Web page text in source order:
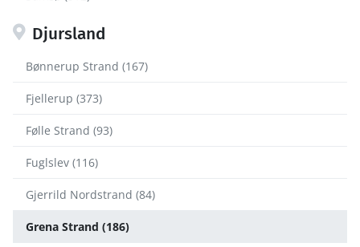
Djursland
Bønnerup Strand (167)
Fjellerup (373)
Følle Strand (93)
Fuglslev (116)
Gjerrild Nordstrand (84)
Grena Strand (186)